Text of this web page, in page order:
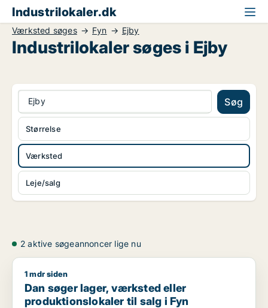
Industrilokaler.dk
Værksted søges Fyn Ejby
Industrilokaler søges i Ejby
Ejby Søg
Værksted
Leje/salg
Størrelse
2 aktive søgeannoncer lige nu
Dan søger lager, værksted eller produktionslokaler til salg i
1 mdr siden
Dan søger lager, værksted eller
produktionslokaler til salg i Fyn